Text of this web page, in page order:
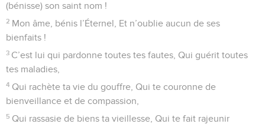
(bénisse) son saint nom !
2 Mon âme, bénis l’Éternel, Et n’oublie aucun de ses
bienfaits !
3 C’est lui qui pardonne toutes tes fautes, Qui guérit toutes
tes maladies,
4 Qui rachète ta vie du gouffre, Qui te couronne de
bienveillance et de compassion,
5 Qui rassasie de biens ta vieillesse, Qui te fait rajeunir